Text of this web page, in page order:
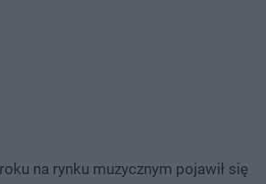
na rynku muzycznym pojawił się